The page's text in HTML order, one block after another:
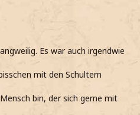
Es war auch irgendwie
mit den Schultern
bin, der sich gerne mit